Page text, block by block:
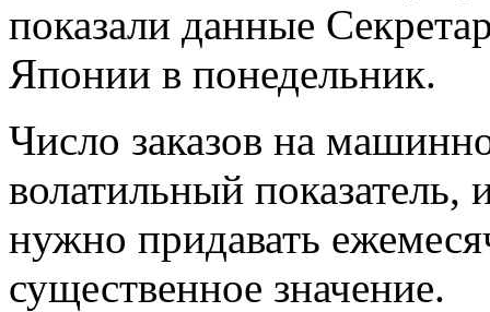
показали данные
Японии в понедельник.
Число заказов на
волатильный показатель,
нужно придавать
существенное значение.